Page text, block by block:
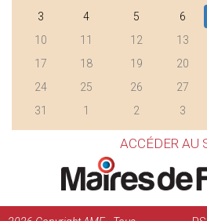
3
4 5 6
10
11 12 13
17
18 19 20
24
25 26 27
31
1 2 3
ACCÉDER AU